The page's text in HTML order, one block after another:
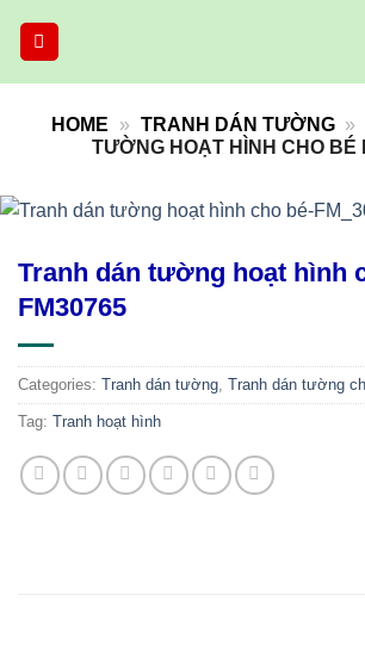
HOME » TRANH DÁN TƯỜNG »
TƯỜNG HOẠT HÌNH CHO BÉ
Tranh dán tường hoạt hình
FM30765
Categories: Tranh dán tường, Tranh dán tường
Tag: Tranh hoạt hình